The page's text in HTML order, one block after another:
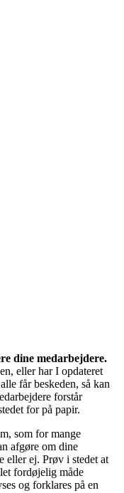
dine medarbejdere.
eller har I opdateret
får beskeden, så kan
forstår
for på papir.
som for mange
afgøre om dine
eller ej. Prøv i stedet at
fordøjelig måde
og forklares på en